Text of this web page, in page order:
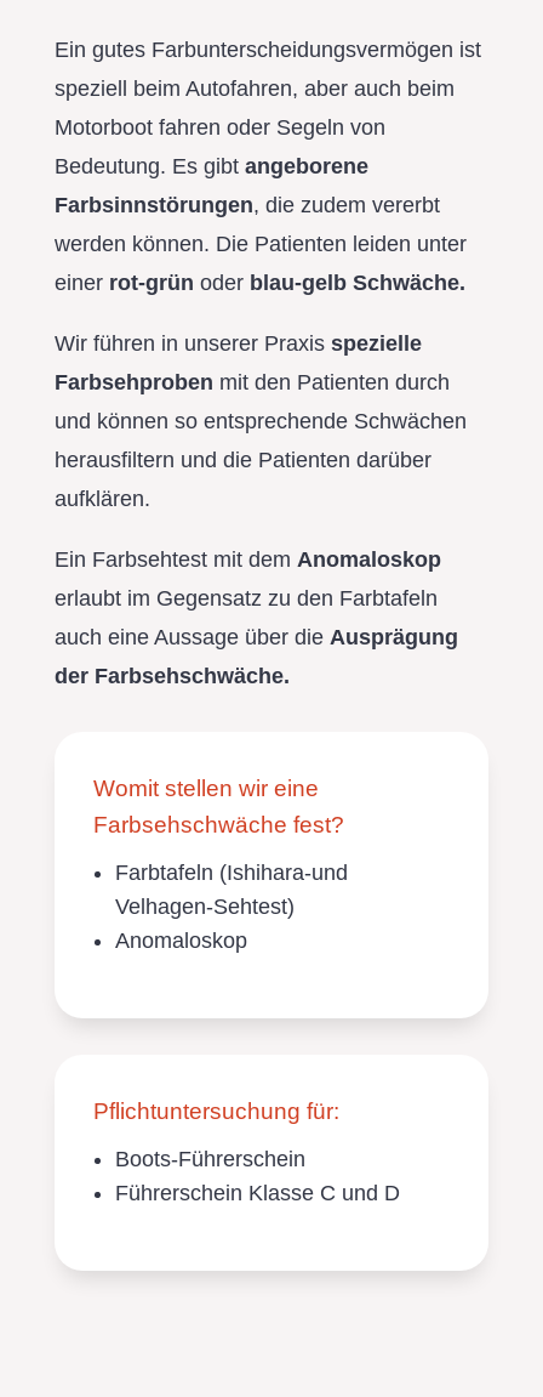
Ein gutes Farbunterscheidungsvermögen ist
speziell beim Autofahren, aber auch beim
Motorboot fahren oder Segeln von
Bedeutung. Es gibt angeborene
Farbsinnstörungen, die zudem vererbt
werden können. Die Patienten leiden unter
einer rot-grün oder blau-gelb Schwäche.
Wir führen in unserer Praxis spezielle
Farbsehproben mit den Patienten durch
und können so entsprechende Schwächen
herausfiltern und die Patienten darüber
aufklären.
Ein Farbsehtest mit dem Anomaloskop
erlaubt im Gegensatz zu den Farbtafeln
auch eine Aussage über die Ausprägung
der Farbsehschwäche.
Womit stellen wir eine
Farbsehschwäche fest?
Farbtafeln (Ishihara-und
Velhagen-Sehtest)
Anomaloskop
Pflichtuntersuchung für:
Boots-Führerschein
Führerschein Klasse C und D